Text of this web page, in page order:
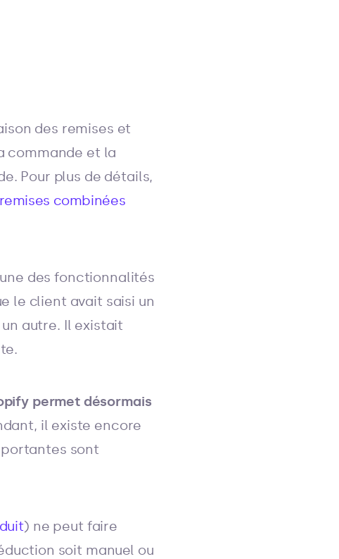
des remises et
commande et la
Pour plus de détails,
combinées
des fonctionnalités
le client avait saisi un
autre. Il existait
permet désormais
il existe encore
sont
) ne peut faire
soit manuel ou